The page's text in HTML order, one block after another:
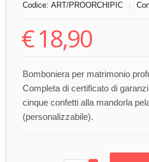
Codice: ART/PROORCHIPIC
€18,90
Bomboniera per matrimonio
Completa di certificato di
cinque confetti alla mandorla
(personalizzabile).